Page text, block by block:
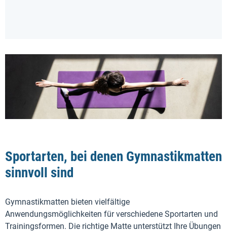
Sportarten, bei denen Gymnastikmatten
sinnvoll sind
Gymnastikmatten bieten vielfältige
Anwendungsmöglichkeiten für verschiedene Sportarten und
Trainingsformen. Die richtige Matte unterstützt Ihre Übungen